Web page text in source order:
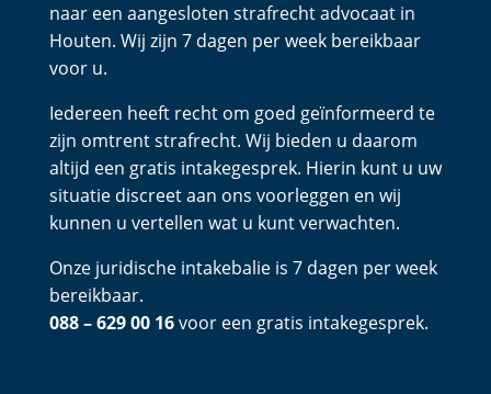
naar een aangesloten strafrecht advocaat in
Houten. Wij zijn 7 dagen per week bereikbaar
voor u.
Iedereen heeft recht om goed geïnformeerd te
zijn omtrent strafrecht. Wij bieden u daarom
altijd een gratis intakegesprek. Hierin kunt u uw
situatie discreet aan ons voorleggen en wij
kunnen u vertellen wat u kunt verwachten.
Onze juridische intakebalie is 7 dagen per week
bereikbaar.
088 – 629 00 16voor een gratis intakegesprek.